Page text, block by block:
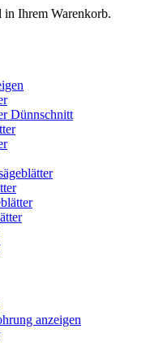
in Ihrem Warenkorb.
Dünnschnitt
anzeigen